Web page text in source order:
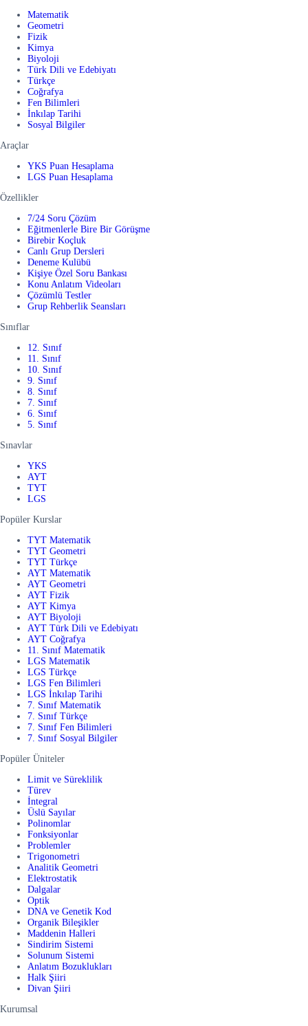
Matematik
Geometri
Fizik
Kimya
Biyoloji
Türk Dili ve Edebiyatı
Türkçe
Coğrafya
Fen Bilimleri
İnkılap Tarihi
Sosyal Bilgiler
Araçlar
YKS Puan Hesaplama
LGS Puan Hesaplama
Özellikler
7/24 Soru Çözüm
Eğitmenlerle Bire Bir Görüşme
Birebir Koçluk
Canlı Grup Dersleri
Deneme Kulübü
Kişiye Özel Soru Bankası
Konu Anlatım Videoları
Çözümlü Testler
Grup Rehberlik Seansları
Sınıflar
12. Sınıf
11. Sınıf
10. Sınıf
9. Sınıf
8. Sınıf
7. Sınıf
6. Sınıf
5. Sınıf
Sınavlar
YKS
AYT
TYT
LGS
Popüler Kurslar
TYT Matematik
TYT Geometri
TYT Türkçe
AYT Matematik
AYT Geometri
AYT Fizik
AYT Kimya
AYT Biyoloji
AYT Türk Dili ve Edebiyatı
AYT Coğrafya
11. Sınıf Matematik
LGS Matematik
LGS Türkçe
LGS Fen Bilimleri
LGS İnkılap Tarihi
7. Sınıf Matematik
7. Sınıf Türkçe
7. Sınıf Fen Bilimleri
7. Sınıf Sosyal Bilgiler
Popüler Üniteler
Limit ve Süreklilik
Türev
İntegral
Üslü Sayılar
Polinomlar
Fonksiyonlar
Problemler
Trigonometri
Analitik Geometri
Elektrostatik
Dalgalar
Optik
DNA ve Genetik Kod
Organik Bileşikler
Maddenin Halleri
Sindirim Sistemi
Solunum Sistemi
Anlatım Bozuklukları
Halk Şiiri
Divan Şiiri
Kurumsal